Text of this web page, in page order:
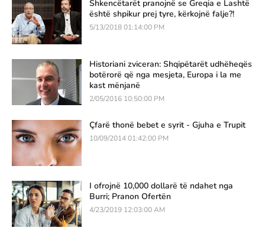
Shkencëtarët pranojnë se Greqia e Lashtë
është shpikur prej tyre, kërkojnë falje?!
5/13/2018 01:14:00 PM
Historiani zviceran: Shqipëtarët udhëheqës
botërorë që nga mesjeta, Europa i la me
kast mënjanë
2/05/2016 10:50:00 PM
Çfarë thonë bebet e syrit - Gjuha e Trupit
10/09/2014 01:42:00 PM
I ofrojnë 10,000 dollarë të ndahet nga
Burri; Pranon Ofertën
4/23/2019 12:03:00 AM